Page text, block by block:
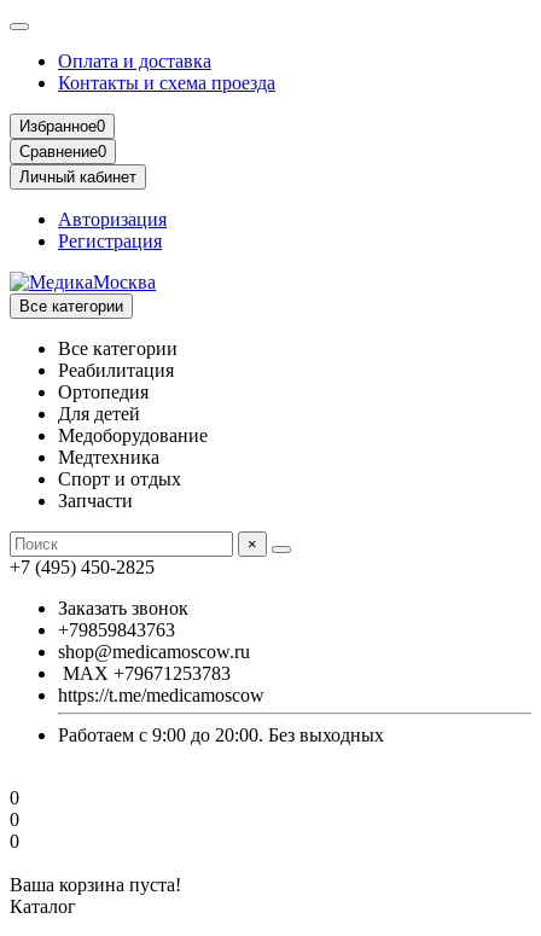
Оплата и доставка
Контакты и схема проезда
Избранное0
Сравнение0
Личный кабинет
Авторизация
Регистрация
Все категории
Все категории
Реабилитация
Ортопедия
Для детей
Медоборудование
Mедтехника
Спорт и отдых
Запчасти
×
+7 (495) 450-2825
Заказать звонок
+79859843763
shop@medicamoscow.ru
MAX +79671253783
https://t.me/medicamoscow
Работаем с 9:00 до 20:00. Без выходных
0
0
0
Ваша корзина пуста!
Каталог